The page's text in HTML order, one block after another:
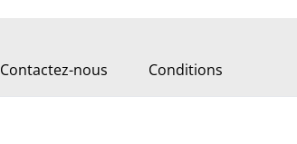
Contactez-nous Conditions